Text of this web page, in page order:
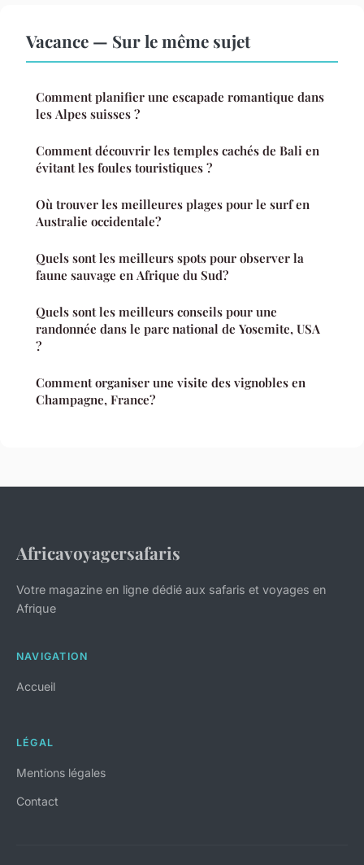
Vacance — Sur le même sujet
Comment planifier une escapade romantique dans
les Alpes suisses ?
Comment découvrir les temples cachés de Bali en
évitant les foules touristiques ?
Où trouver les meilleures plages pour le surf en
Australie occidentale?
Quels sont les meilleurs spots pour observer la
faune sauvage en Afrique du Sud?
Quels sont les meilleurs conseils pour une
randonnée dans le parc national de Yosemite, USA
?
Comment organiser une visite des vignobles en
Champagne, France?
Africavoyagersafaris
Votre magazine en ligne dédié aux safaris et voyages en
Afrique
NAVIGATION
Accueil
LÉGAL
Mentions légales
Contact